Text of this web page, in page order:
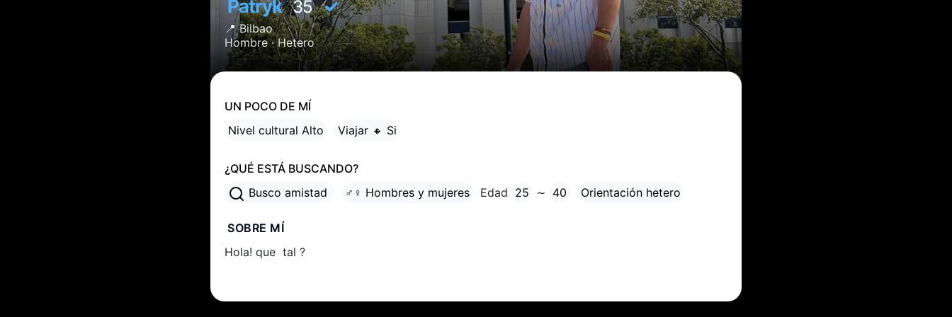
Patryk35✓
📍Bilbao
Hombre ·Hetero
UN POCO DE MÍ
Nivel cultural Alto
Viajar 🔸 Si
¿QUÉ ESTÁ BUSCANDO?
Busco amistad
♂♀ Hombres y mujeres Edad 25 ∼ 40 Orientación hetero
SOBRE MÍ
Hola! que tal ?